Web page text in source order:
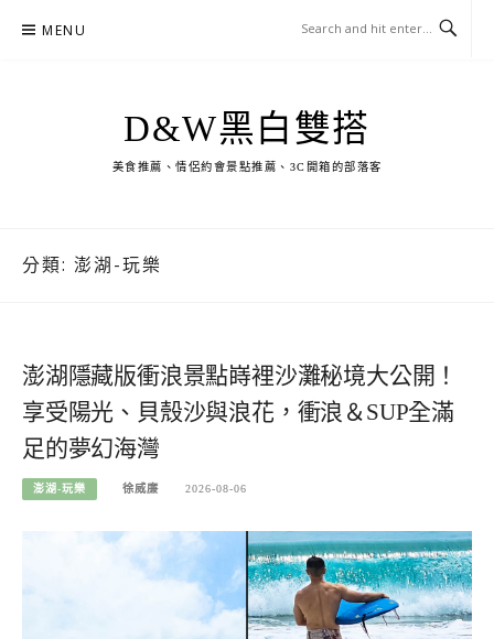
MENU
D&W黑白雙搭
美食推薦、情侶約會景點推薦、3C開箱的部落客
分類: 澎湖-玩樂
澎湖隱藏版衝浪景點嵵裡沙灘秘境大公開！
享受陽光、貝殼沙與浪花，衝浪＆SUP全滿
足的夢幻海灣
澎湖-玩樂 徐威廉 2026-08-06